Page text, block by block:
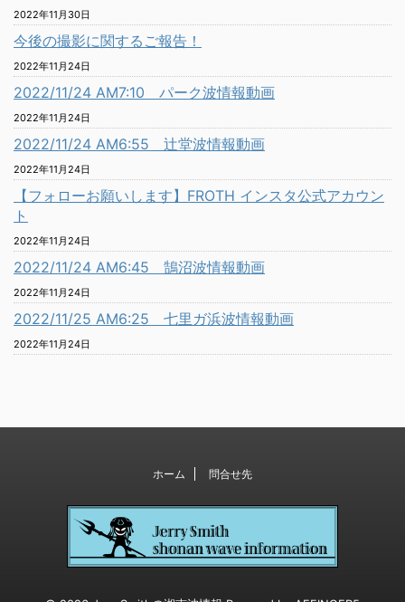
2022年11月30日
今後の撮影に関するご報告！
2022年11月24日
2022/11/24 AM7:10 パーク波情報動画
2022年11月24日
2022/11/24 AM6:55 辻堂波情報動画
2022年11月24日
【フォローお願いします】FROTH インスタ公式アカウン
ト
2022年11月24日
2022/11/24 AM6:45 鵠沼波情報動画
2022年11月24日
2022/11/25 AM6:25 七里ガ浜波情報動画
2022年11月24日
ホーム 問合せ先